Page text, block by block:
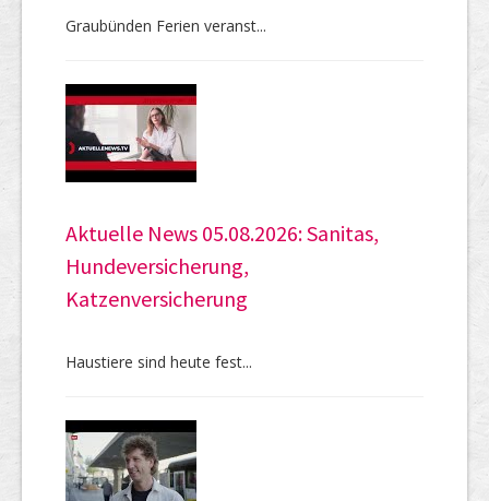
Graubünden Ferien veranst...
Aktuelle News 05.08.2026: Sanitas,
Hundeversicherung,
Katzenversicherung
Haustiere sind heute fest...